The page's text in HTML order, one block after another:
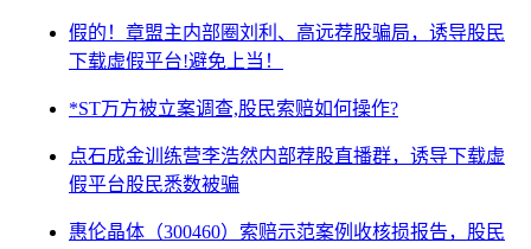
假的！章盟主内部圈刘利、高远荐股骗局，诱导股民
下载虚假平台!避免上当！
*ST万方被立案调查,股民索赔如何操作?
点石成金训练营李浩然内部荐股直播群，诱导下载虚
假平台股民悉数被骗
惠伦晶体（300460）索赔示范案例收核损报告，股民